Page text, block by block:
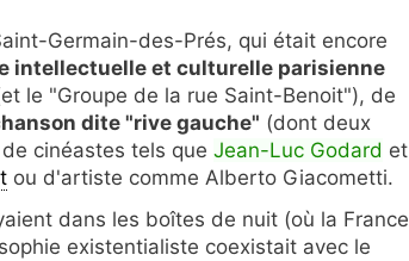
Germain-des-Prés, qui était encore
intellectuelle et culturelle parisienne
le "Groupe de la rue Saint-Benoit"), de
dite "rive gauche" (dont deux
cinéastes tels que Jean-Luc Godard et
ou d'artiste comme Alberto Giacometti.
dans les boîtes de nuit (où la France
existentialiste coexistait avec le